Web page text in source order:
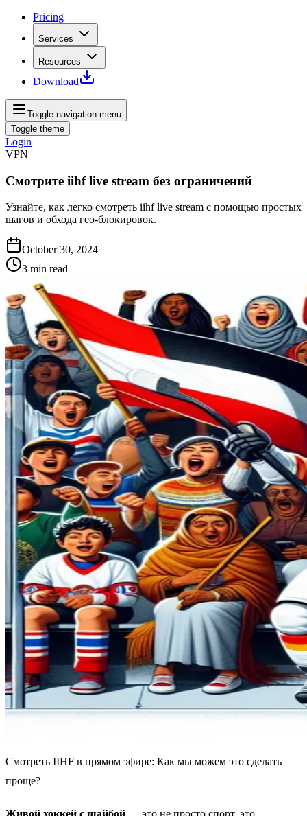
Pricing
Services
Resources
Download
Toggle navigation menu
Toggle theme
Login
VPN
Смотрите iihf live stream без ограничений
Узнайте, как легко смотреть iihf live stream с помощью простых
шагов и обхода гео-блокировок.
October 30, 2024
3 min read
Смотреть IIHF в прямом эфире: Как мы можем это сделать
проще?